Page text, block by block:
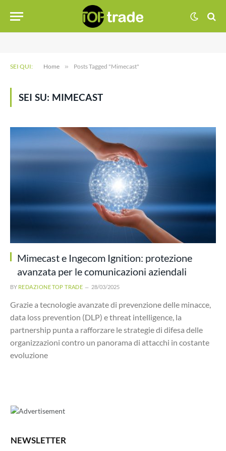
SEI QUI: Home » Posts Tagged "Mimecast"
SEI SU: MIMECAST
Mimecast e Ingecom Ignition: protezione
avanzata per le comunicazioni aziendali
BY REDAZIONE TOP TRADE 28/03/2025
Grazie a tecnologie avanzate di prevenzione delle minacce,
data loss prevention (DLP) e threat intelligence, la
partnership punta a rafforzare le strategie di difesa delle
organizzazioni contro un panorama di attacchi in costante
evoluzione
NEWSLETTER